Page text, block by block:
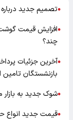
●تصمیم جدید
●افزایش قیمت
چند؟
●آخرین جزئیات
بازنشستگان تامین
●شوک جدید به
●قیمت جدید انواع